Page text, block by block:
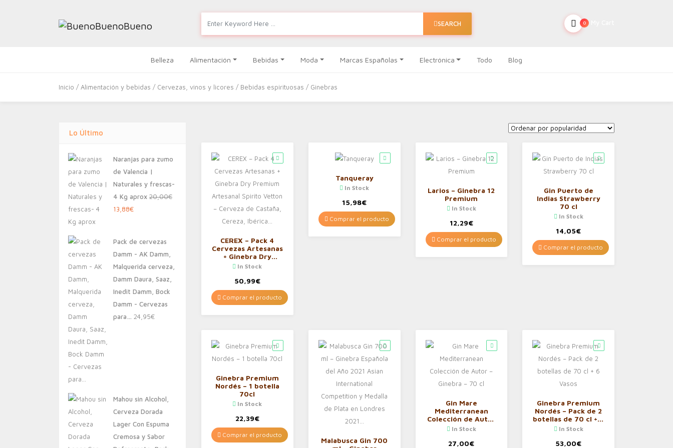
SEARCH 0
Belleza Alimentación Bebidas Moda Marcas Españolas Electrónica Todo Blog
Inicio / Alimentación y bebidas / Cervezas, vinos y licores / Bebidas espirituosas / Ginebras
Lo Último
Naranjas para zumo
de Valencia |
Naturales y frescas-
4 Kg aprox 20,00€
El
era:
20,00€.
13,88€El
es:
13,88€.
Pack de cervezas
Damm - AK Damm,
Malquerida cerveza,
Damm Daura, Saaz,
Inedit Damm, Bock
Damm - Cervezas
para… 24,95€
Mahou sin Alcohol,
Cerveza Dorada
Lager Con Espuma
Cremosa y Sabor
CEREX – Pack 4
Cervezas Artesanas
+ Ginebra Dry
Premium Artesanal
Cerveza de
Castaña, Cereza,
Ibérica…
In Stock
50,99€
Comprar el producto
Tanqueray
In Stock
15,98€
Comprar el producto
Larios – Ginebra 12
Premium
In Stock
12,29€
Comprar el producto
Gin Puerto de
Indias Strawberry
70 cl
In Stock
14,05€
Comprar el producto
Ginebra Premium
Nordés – 1 botella
70cl
In Stock
22,39€
Comprar el producto
Malabusca Gin 700
Gin Mare
Mediterranean
Colección de Autor
– Ginebra – 70 cl
In Stock
27,00€
Ginebra Premium
Nordés – Pack de 2
botellas de 70 cl + 6
Vasos
In Stock
53,00€